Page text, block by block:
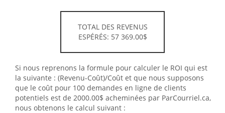
TOTAL DES REVENUS
ESPÉRÉS: 57 369.00$
Si nous reprenons la formule pour calculer le ROI qui est
la suivante : (Revenu-Coût)/Coût et que nous supposons
que le coût pour 100 demandes en ligne de clients
potentiels est de 2000.00$ acheminées par ParCourriel.ca,
nous obtenons le calcul suivant :